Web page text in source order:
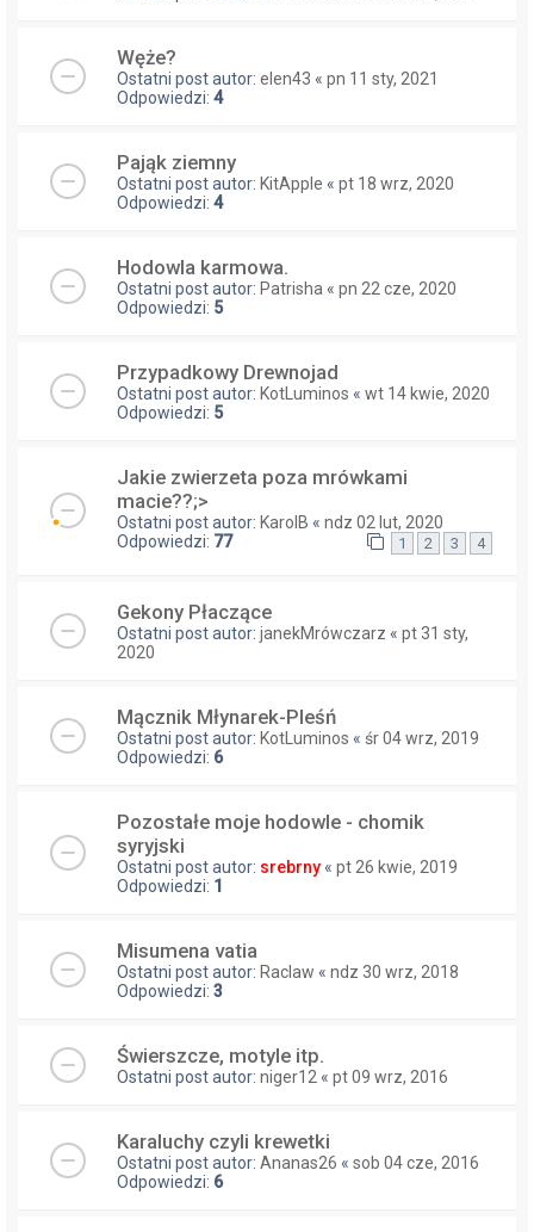
Węże?
Ostatni post autor: elen43 « pn 11 sty, 2021
Odpowiedzi: 4
Pająk ziemny
Ostatni post autor: KitApple « pt 18 wrz, 2020
Odpowiedzi: 4
Hodowla karmowa.
Ostatni post autor: Patrisha « pn 22 cze, 2020
Odpowiedzi: 5
Przypadkowy Drewnojad
Ostatni post autor: KotLuminos « wt 14 kwie, 2020
Odpowiedzi: 5
Jakie zwierzeta poza mrówkami
macie??;>
Ostatni post autor: KarolB « ndz 02 lut, 2020
Odpowiedzi: 77 1 2 3 4
Gekony Płaczące
Ostatni post autor: janekMrówczarz « pt 31 sty,
2020
Mącznik Młynarek-Pleśń
Ostatni post autor: KotLuminos « śr 04 wrz, 2019
Odpowiedzi: 6
Pozostałe moje hodowle - chomik
syryjski
Ostatni post autor: srebrny « pt 26 kwie, 2019
Odpowiedzi: 1
Misumena vatia
Ostatni post autor: Raclaw « ndz 30 wrz, 2018
Odpowiedzi: 3
Świerszcze, motyle itp.
Ostatni post autor: niger12 « pt 09 wrz, 2016
Karaluchy czyli krewetki
Ostatni post autor: Ananas26 « sob 04 cze, 2016
Odpowiedzi: 6